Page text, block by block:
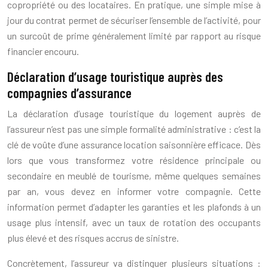
copropriété ou des locataires. En pratique, une simple mise à
jour du contrat permet de sécuriser l’ensemble de l’activité, pour
un surcoût de prime généralement limité par rapport au risque
financier encouru.
Déclaration d’usage touristique auprès des
compagnies d’assurance
La déclaration d’usage touristique du logement auprès de
l’assureur n’est pas une simple formalité administrative : c’est la
clé de voûte d’une assurance location saisonnière efficace. Dès
lors que vous transformez votre résidence principale ou
secondaire en meublé de tourisme, même quelques semaines
par an, vous devez en informer votre compagnie. Cette
information permet d’adapter les garanties et les plafonds à un
usage plus intensif, avec un taux de rotation des occupants
plus élevé et des risques accrus de sinistre.
Concrètement, l’assureur va distinguer plusieurs situations :